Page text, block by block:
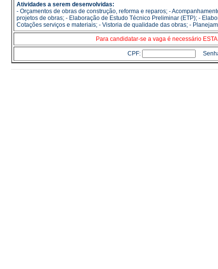
Atividades a serem desenvolvidas:
- Orçamentos de obras de construção, reforma e reparos; -
projetos de obras; - Elaboração de Estudo Técnico Preliminar (ETP); -
Cotações serviços e materiais; - Vistoria de qualidade das obras; -
Para candidatar-se a vaga é necessário
CPF: